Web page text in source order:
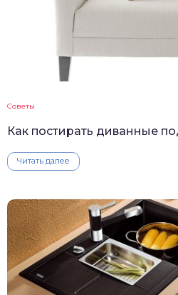
Советы
Как постирать диванные
Читать далее